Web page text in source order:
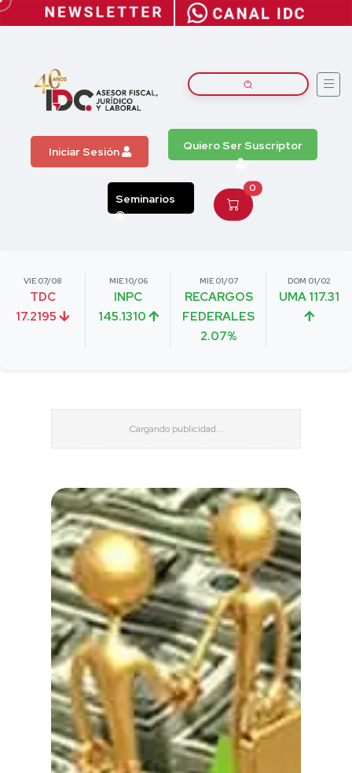
Iniciar Sesión Quiero Ser Suscriptor
Seminarios
0
VIE 07/08
TDC
17.2195
MIE 10/06
INPC
145.1310
MIE 01/07
RECARGOS
FEDERALES
2.07%
DOM 01/02
UMA 117.31